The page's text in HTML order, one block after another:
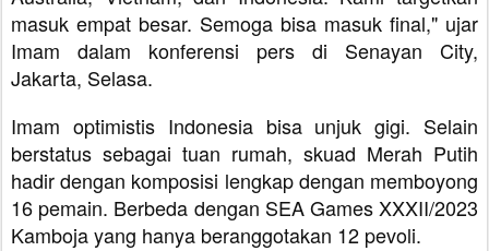
masuk empat besar. Semoga bisa masuk final," ujar
Imam dalam konferensi pers di Senayan City,
Jakarta, Selasa.
Imam optimistis Indonesia bisa unjuk gigi. Selain
berstatus sebagai tuan rumah, skuad Merah Putih
hadir dengan komposisi lengkap dengan memboyong
16 pemain. Berbeda dengan SEA Games XXXII/2023
Kamboja yang hanya beranggotakan 12 pevoli.